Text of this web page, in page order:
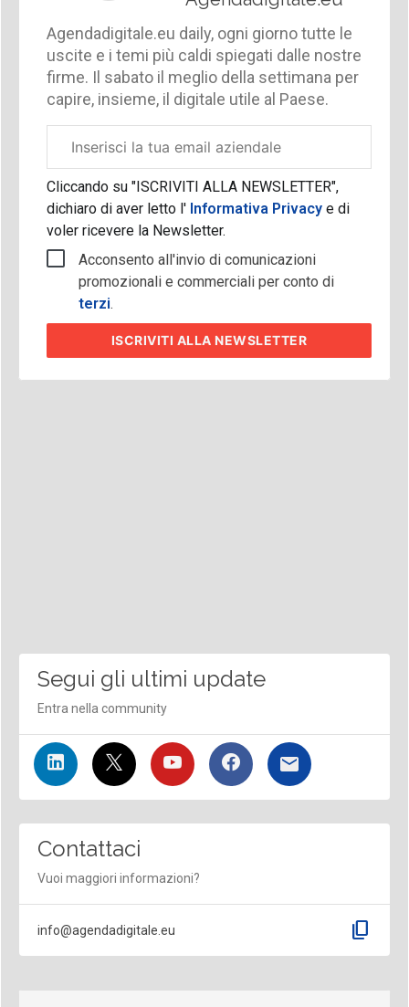
Agendadigitale.eu daily, ogni giorno tutte le
uscite e i temi più caldi spiegati dalle nostre
firme. Il sabato il meglio della settimana per
capire, insieme, il digitale utile al Paese.
aziendale
Cliccando su "ISCRIVITI ALLA NEWSLETTER",
dichiaro di aver letto l'Informativa Privacy e di
voler ricevere la Newsletter.
Acconsento all'invio di comunicazioni
promozionali e commerciali per conto di
terzi.
ISCRIVITI ALLA NEWSLETTER
Segui gli ultimi update
Entra nella community
Contattaci
Vuoi maggiori informazioni?
info@agendadigitale.eu content_copy